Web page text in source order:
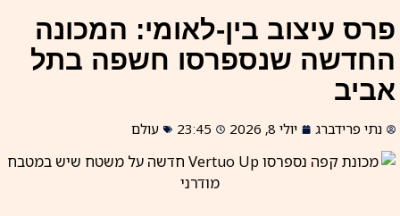
פרס עיצוב בין-לאומי: המכונה
החדשה שנספרסו חשפה בתל
אביב
נתי פרידברג יולי 8, 2026 23:45 עולם